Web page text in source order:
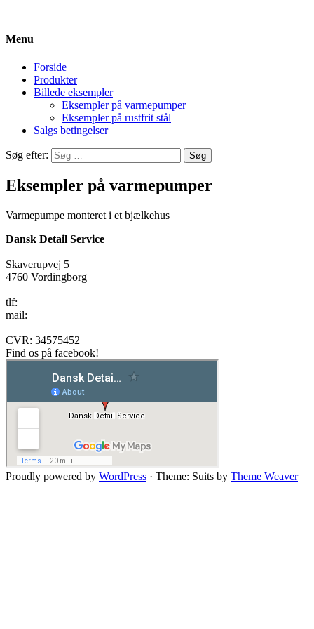
Menu
Forside
Produkter
Billede eksempler
Eksempler på varmepumper
Eksempler på rustfrit stål
Salgs betingelser
Søg efter:
Eksempler på varmepumper
Varmepumpe monteret i et bjælkehus
Dansk Detail Service
Skaverupvej 5
4760 Vordingborg
tlf:
mail:
CVR: 34575452
Find os på facebook!
Proudly powered by WordPress · Theme: Suits by Theme Weaver